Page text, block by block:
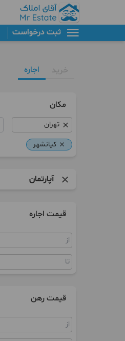
ثبت درخواست
خرید اجاره
مکان
کیانشهر
آپارتمان
سوییت
ویلا
سند اداری
قیمت اجاره
قیمت رهن